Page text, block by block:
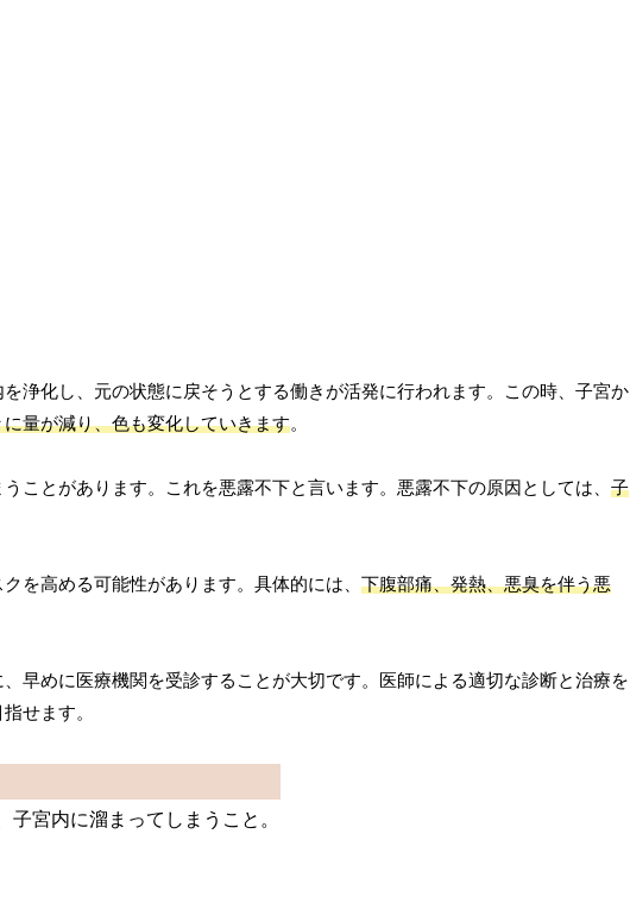
浄化し、元の状態に戻そうとする働きが活発に行われます。この時、子宮か
量が減り、色も変化していきます。
ことがあります。これを悪露不下と言います。悪露不下の原因としては、 子
を高める可能性があります。具体的には、 下腹部痛、発熱、悪臭を伴う悪
早めに医療機関を受診することが大切です。医師による適切な診断と治療を
せます。
宮内に溜まってしまうこと。